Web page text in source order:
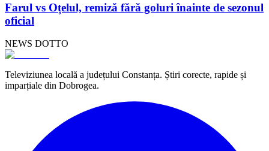
Farul vs Oțelul, remiză fără goluri înainte de sezonul
oficial
NEWS DOTTO
Televiziunea locală a județului Constanța. Știri corecte, rapide și
imparțiale din Dobrogea.